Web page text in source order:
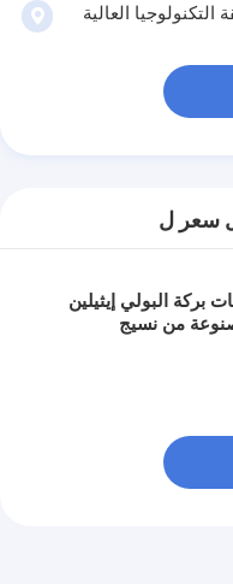
العلوم رقم 55 ، منطقة التكنولوجيا العالية
سعر ل
بركة البولي إيثيلين
من نسيج